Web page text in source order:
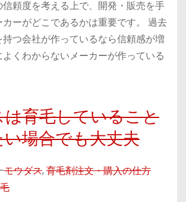
頼度を考える上で、開発・販売を手
ーがどこであるかは重要です。 過去
つ会社が作っているなら信頼感が増
よくわからないメーカーが作っている
育毛していること
場合でも大丈夫
モウダス,育毛剤注文・購入の仕方